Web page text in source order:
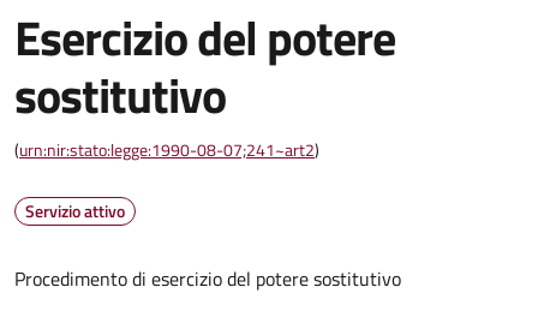
Esercizio del potere
sostitutivo
(urn:nir:stato:legge:1990-08-07;241~art2)
Servizio attivo
Procedimento di esercizio del potere sostitutivo